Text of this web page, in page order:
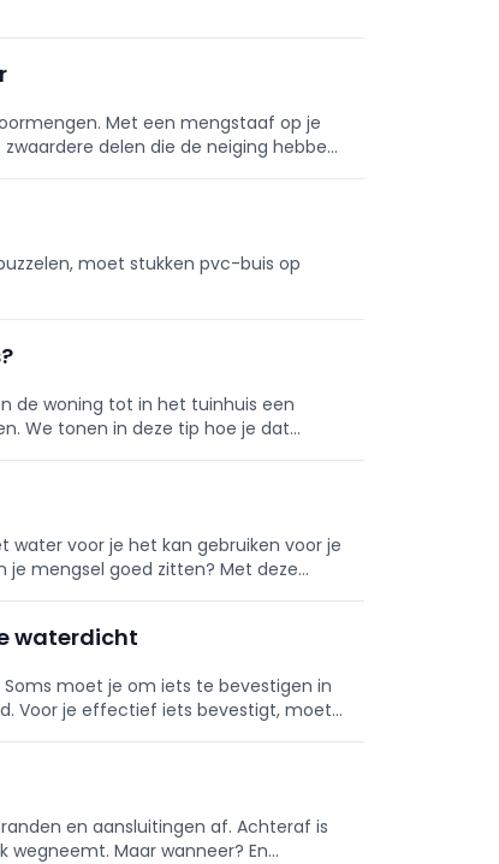
Met een mengstaaf op je
delen die de neiging hebben
moet stukken pvc-buis op
de woning tot in het tuinhuis een
We tonen in deze tip hoe je dat
voor je het kan gebruiken voor je
je mengsel goed zitten? Met deze
waterdicht
moet je om iets te bevestigen in
Voor je effectief iets bevestigt, moet
en aansluitingen af. Achteraf is
wegneemt. Maar wanneer? En